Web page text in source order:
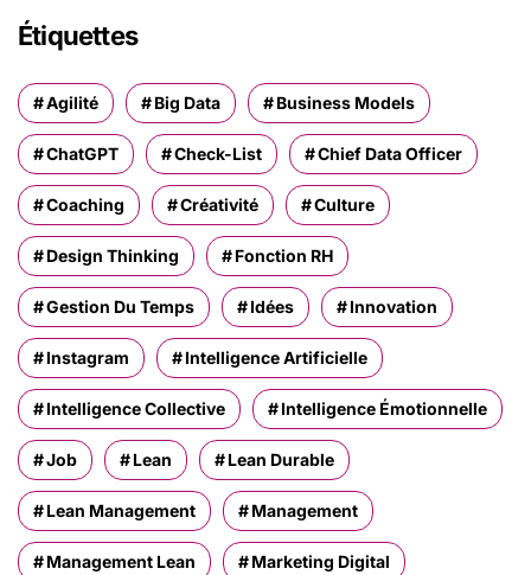
Étiquettes
Agilité Big Data Business Models
ChatGPT Check-List Chief Data Officer
Coaching Créativité Culture
Design Thinking Fonction RH
Gestion Du Temps Idées Innovation
Instagram Intelligence Artificielle
Intelligence Collective Intelligence Émotionnelle
Job Lean Lean Durable
Lean Management Management
Management Lean Marketing Digital